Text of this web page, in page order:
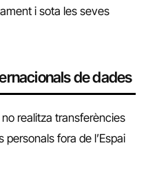
i sota les seves
de dades
realitza transferències
fora de l’Espai